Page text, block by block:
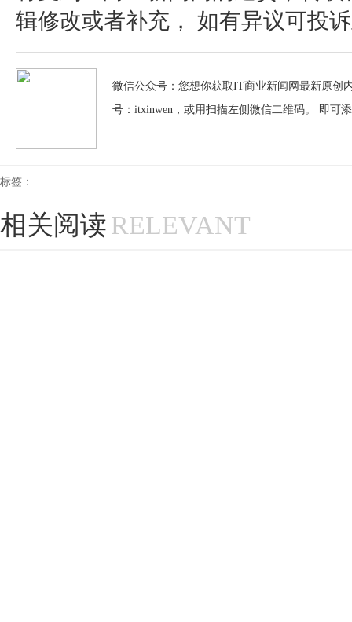
辑修改或者补充， 如有异议可投
微信公众号：您想你获取IT商业新闻网最新原创
号：itxinwen，或用扫描左侧微信二维码。 即可
标签：
相关阅读RELEVANT